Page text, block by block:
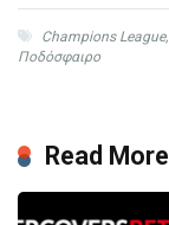
Champions League,
Ποδόσφαιρο
Read More